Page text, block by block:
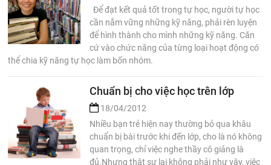
Để đạt kết quả tốt trong tự học, người tự học
cần nắm vững những kỹ năng, phải rèn luyện
để hình thành cho mình những kỹ năng. Căn
cứ vào chức năng của từng loại hoạt động có
thể chia kỹ năng tự học làm bốn nhóm.
Chuẩn bị cho việc học trên lớp
18/04/2012
Nhiều bạn trẻ hiện nay thường bỏ qua khâu
chuẩn bị bài trước khi đến lớp, cho là nó không
quan trọng, chỉ việc nghe thầy cô giảng là
đủ.Nhưng thật sự lại không phải như vậy, việc